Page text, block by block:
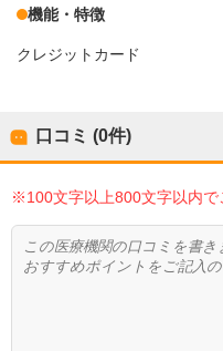
機能・特徴
クレジットカード
口コミ (0件)
※100文字以上800文字以内で